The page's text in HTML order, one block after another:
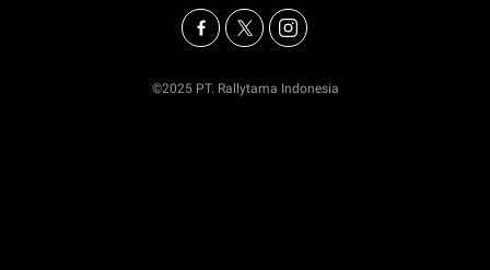
©2025 PT. Rallytama Indonesia